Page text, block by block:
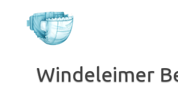
Inhalt
springen
Windeleimer